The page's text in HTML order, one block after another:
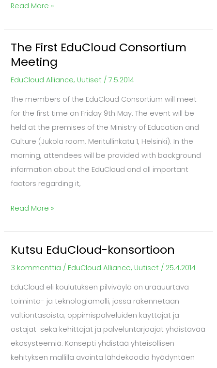
Read More »
The First EduCloud Consortium
Meeting
EduCloud Alliance, Uutiset /7.5.2014
The members of the EduCloud Consortium will meet
for the first time on Friday 9th May. The event will be
held at the premises of the Ministry of Education and
Culture (Jukola room, Meritullinkatu 1, Helsinki). In the
morning, attendees will be provided with background
information about the EduCloud and all important
factors regarding it,
The
First
EduCloud
Meeting
Read More »
Kutsu EduCloud-konsortioon
3 kommenttia / EduCloud Alliance, Uutiset / 25.4.2014
EduCloud eli koulutuksen pilviväylä on uraauurtava
toiminta- ja teknologiamalli, jossa rakennetaan
valtiontasoista, oppimispalveluiden käyttäjät ja
ostajat sekä kehittäjät ja palveluntarjoajat yhdistävää
ekosysteemiä. Konsepti yhdistää yhteisöllisen
kehityksen mallilla avointa lähdekoodia hyödyntäen
Kutsu
EduCloud-